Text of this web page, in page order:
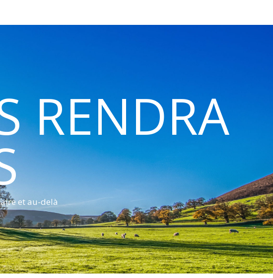
RENDRA
et au-delà